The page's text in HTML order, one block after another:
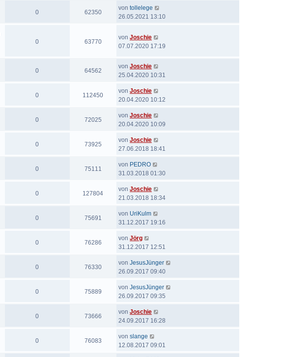
0 62350
von tollelege
26.05.2021 13:10
0 63770
von Joschie
07.07.2020 17:19
0 64562
von Joschie
25.04.2020 10:31
0 112450
von Joschie
20.04.2020 10:12
0 72025
von Joschie
20.04.2020 10:09
0 73925
von Joschie
27.06.2018 18:41
0 75111
von PEDRO
31.03.2018 01:30
0 127804
von Joschie
21.03.2018 18:34
0 75691
von UriKulm
31.12.2017 19:16
0 76286
von Jörg
31.12.2017 12:51
0 76330
von JesusJünger
26.09.2017 09:40
0 75889
von JesusJünger
26.09.2017 09:35
0 73666
von Joschie
24.09.2017 16:28
0 76083
von slange
12.08.2017 09:01